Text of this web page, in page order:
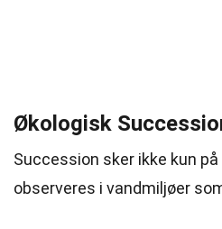
Økologisk
Succession sker ikke kun
observeres i vandmiljøer